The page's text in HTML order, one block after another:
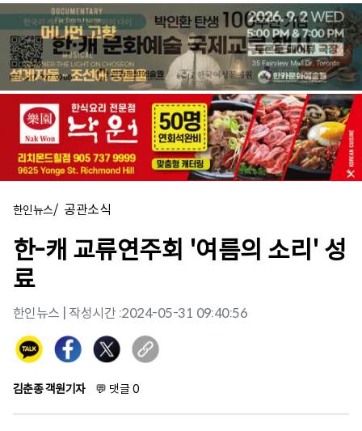
한인뉴스/ 공관소식
한-캐 교류연주회 '여름의 소리' 성
료
한인뉴스 | 작성시간 :2024-05-31 09:40:56
김춘종 객원기자 💬 댓글 0